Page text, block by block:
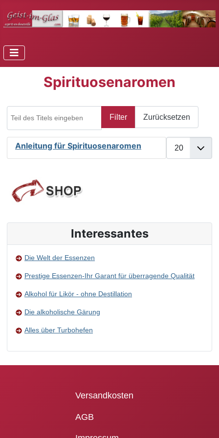
Spirituosenaromen
Filter Zurücksetzen
Anleitung für Spirituosenaromen
Interessantes
Die Welt der Essenzen
Prestige Essenzen-Ihr Garant für überragende Qualität
Alkohol für Likör - ohne Destillation
Die alkoholische Gärung
Alles über Turbohefen
Versandkosten
AGB